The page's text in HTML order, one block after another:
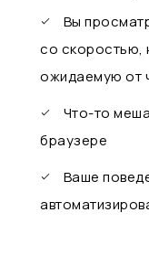
Вы
со
ожидаемую от
Что-то
браузере
Ваше